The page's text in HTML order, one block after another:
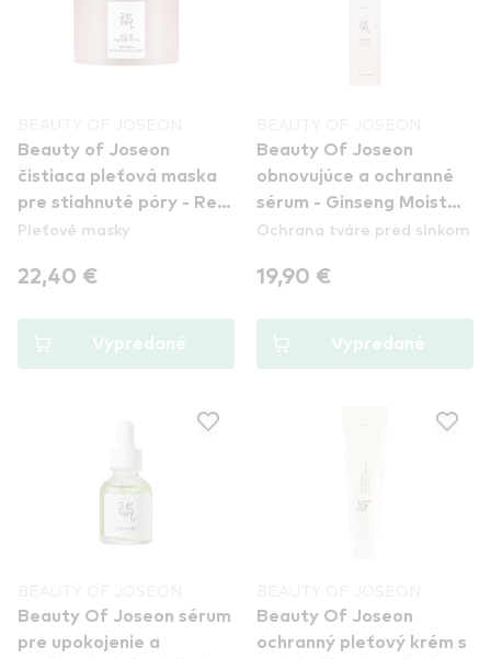
Beauty of Joseon
čistiaca pleťová maska
pre stiahnuté póry - Red
Bean Refreshing Pore
Pleťové masky
22,40 €
Vypredané
Beauty Of Joseon
obnovujúce a ochranné
sérum - Ginseng Moist
Sun Serum
Ochrana tváre pred slnkom
19,90 €
Vypredané
Beauty Of Joseon sérum
pre upokojenie a
Beauty Of Joseon
ochranný pleťový krém s